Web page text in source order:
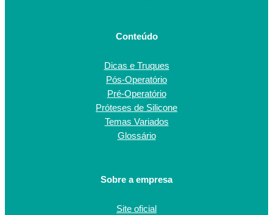
Conteúdo
Dicas e Truques
Pós-Operatório
Pré-Operatório
Próteses de Silicone
Temas Variados
Glossário
Sobre a empresa
Site oficial